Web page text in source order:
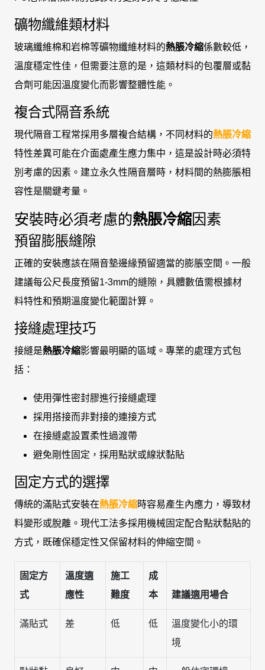
礦物纖維類材料
玻璃纖維棉和岩棉等礦物纖維材料的熱脹冷縮係數較低，
溫度穩定性佳，但需要注意的是，這類材料的包覆層或黏
合劑可能因溫度變化而影響整體性能。
複合式隔音系統
現代隔音工程常採用多層複合結構，不同材料的熱脹冷縮
特性差異可能在介面處產生應力集中，這是設計時必須特
別考慮的因素。建立永久性隔音層時，材料間的熱膨脹相
容性是關鍵考量。
安裝時必須考慮的熱脹冷縮因素
預留膨脹縫隙
正確的安裝應該在隔音墊邊緣預留適當的膨脹空間。一般
建議每公尺長度預留1-3mm的縫隙，具體數值需根據材
料特性和預期溫度變化範圍計算。
接縫處理技巧
接縫是熱脹冷縮影響最明顯的區域。專業的處理方式包
括：
使用彈性密封膠進行接縫處理
採用搭接而非對接的連接方式
在接縫處設置柔性過渡帶
避免剛性固定，採用點狀或線狀黏貼
固定方式的選擇
傳統的滿貼式安裝在熱脹冷縮時容易產生內應力，導致材
料變形或脫離。現代工法多採用機械固定配合點狀黏貼的
方式，既確保穩定性又保留材料的伸縮空間。
固定方
式
溫度適
應性
施工
難度
成
本
建議適用場合
滿貼式 差 低 低
溫度變化小的環
境